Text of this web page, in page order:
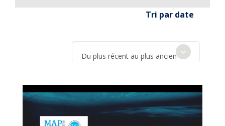
Tri par date
Du plus récent au plus ancien